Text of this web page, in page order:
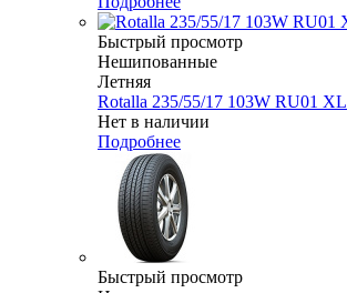
Быстрый просмотр
Нешипованные
Летняя
Rotalla 235/55/17 103W RU01 XL
Нет в наличии
Подробнее
Быстрый просмотр